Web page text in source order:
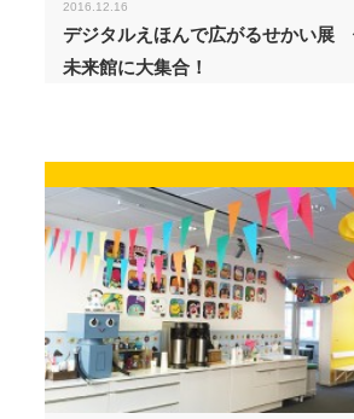
2016.12.16
デジタルえほんで広がるせかい展
未来館に大集合！